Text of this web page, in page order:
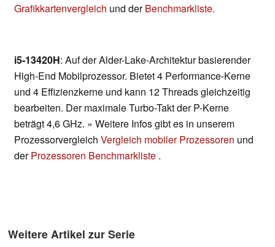
Grafikkartenvergleich und derBenchmarkliste.
i5-13420H: Auf der Alder-Lake-Architektur basierender
High-End Mobilprozessor. Bietet 4 Performance-Kerne
und 4 Effizienzkerne und kann 12 Threads gleichzeitig
bearbeiten. Der maximale Turbo-Takt der P-Kerne
beträgt 4,6 GHz. » Weitere Infos gibt es in unserem
Prozessorvergleich Vergleich mobiler Prozessoren und
derProzessoren Benchmarkliste .
Weitere Artikel zur Serie